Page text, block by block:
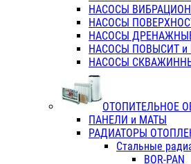
НАСОСЫ
НАСОСЫ
НАСОСЫ
НАСОСЫ ПОВЫСИТ
НАСОСЫ
ОТОПИТЕЛЬНОЕ
ПАНЕЛИ и МАТЫ
РАДИАТОРЫ
Стальные
BOR-PAN